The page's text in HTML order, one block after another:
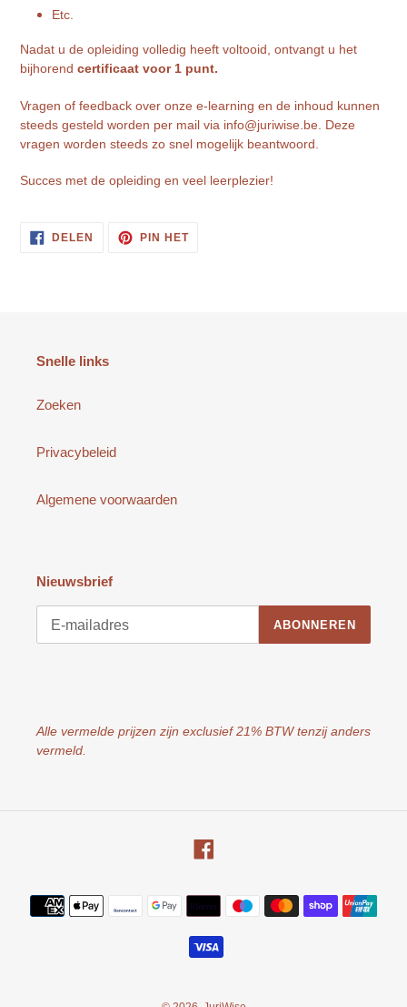
Etc.
Nadat u de opleiding volledig heeft voltooid, ontvangt u het
bijhorend certificaat voor 1 punt.
Vragen of feedback over onze e-learning en de inhoud kunnen
steeds gesteld worden per mail via info@juriwise.be. Deze
vragen worden steeds zo snel mogelijk beantwoord.
Succes met de opleiding en veel leerplezier!
DELEN
DELEN
PIN HETPINNEN
Snelle links
Zoeken
Privacybeleid
Algemene voorwaarden
Nieuwsbrief
ABONNEREN
Alle vermelde prijzen zijn exclusief 21% BTW tenzij anders
vermeld.
Betaalmethoden